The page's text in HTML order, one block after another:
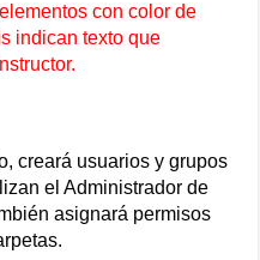
con color de
indican texto que
creará usuarios y grupos
el Administrador de
asignará permisos